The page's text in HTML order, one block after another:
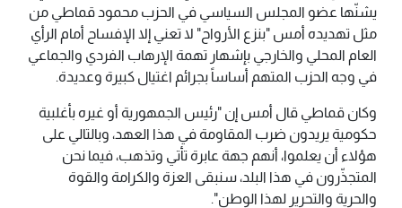
يشنّها عضو المجلس السياسي في الحزب محمود قماطي من
مثل تهديده أمس "بنزع الأرواح" لا تعني إلا الإفساح أمام الرأي
العام المحلي والخارجي بإشهار تهمة الإرهاب الفردي والجماعي
في وجه الحزب المتهم أساساً بجرائم اغتيال كبيرة وعديدة.
وكان قماطي قال أمس إن "رئيس الجمهورية أو غيره بأغلبية
حكومية يريدون ضرب المقاومة في هذا العهد، وبالتالي على
هؤلاء أن يعلموا، أنهم جهة عابرة تأتي وتذهب، فيما نحن
المتجذّرون في هذا البلد، سنبقى العزة والكرامة والقوة
والحرية والتحرير لهذا الوطن".